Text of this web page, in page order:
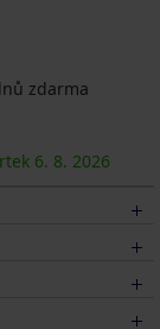
zdarma
6. 8. 2026